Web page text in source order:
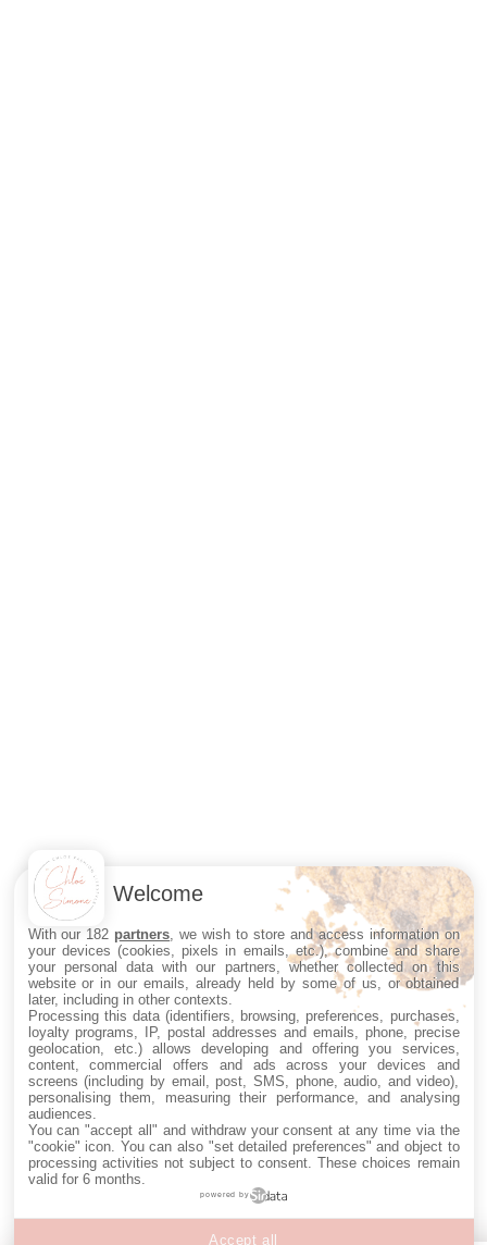
Welcome
With our 182 partners , we wish to store and access information on
your devices (cookies, pixels in emails, etc.), combine and share
your personal data with our partners, whether collected on this
website or in our emails, already held by some of us, or obtained
later, including in other contexts.
Processing this data (identifiers, browsing, preferences, purchases,
loyalty programs, IP, postal addresses and emails, phone, precise
geolocation, etc.) allows developing and offering you services,
content, commercial offers and ads across your devices and
screens (including by email, post, SMS, phone, audio, and video),
personalising them, measuring their performance, and analysing
audiences.
You can "accept all" and withdraw your consent at any time via the
"cookie" icon . You can also "set detailed preferences" and object to
processing activities not subject to consent. These choices remain
valid for 6 months.
powered by
Accept all